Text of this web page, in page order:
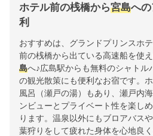
ホテル前の桟橋から宮島へ
利
おすすめは、グランドプリンスホ
前の桟橋から出ている高速船を使
島へ♪広島駅からも無料のシャトル
の観光散策にも便利なお宿です。
風呂（瀬戸の湯）もあり、瀬戸内
ンビューとプライベート性を楽し
ります。温泉以外にもブロアバス
葉狩りをして疲れた身体を心地良